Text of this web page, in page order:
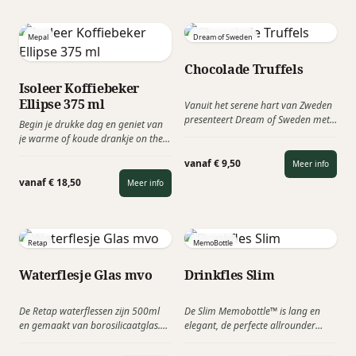
apparaat ook met een Usb-kabel
opladen, zo kunnen er dus twee
apparaten tegelijk opgeladen
Mepal
Isoleer Koffiebeker
Ellipse 375 ml
Begin je drukke dag en geniet van
je warme of koude drankje on the
ml van het Nederlandse Mepal. De
thermobeker houdt jouw drankje
tot 4 uur warm of 8 uur koud en is
ruikt het koffiearoma of de geur
vanaf € 18,50 Meer info
Dream of Sweden
Chocolade Truffels
Vanuit het serene hart van Zweden
presenteert Dream of Sweden met
chocolade truffel, zorgvuldig
vervaardigd, geeft de pure geest
van Scandinavië weer. Ideaal
vanaf € 9,50 Meer info
Retap
Waterflesje Glas mvo
De Retap waterflessen zijn 500ml
en gemaakt van borosilicaatglas.
MemoBottle
Drinkfles Slim
De Slim Memobottle™ is lang en
elegant, de perfecte allrounder